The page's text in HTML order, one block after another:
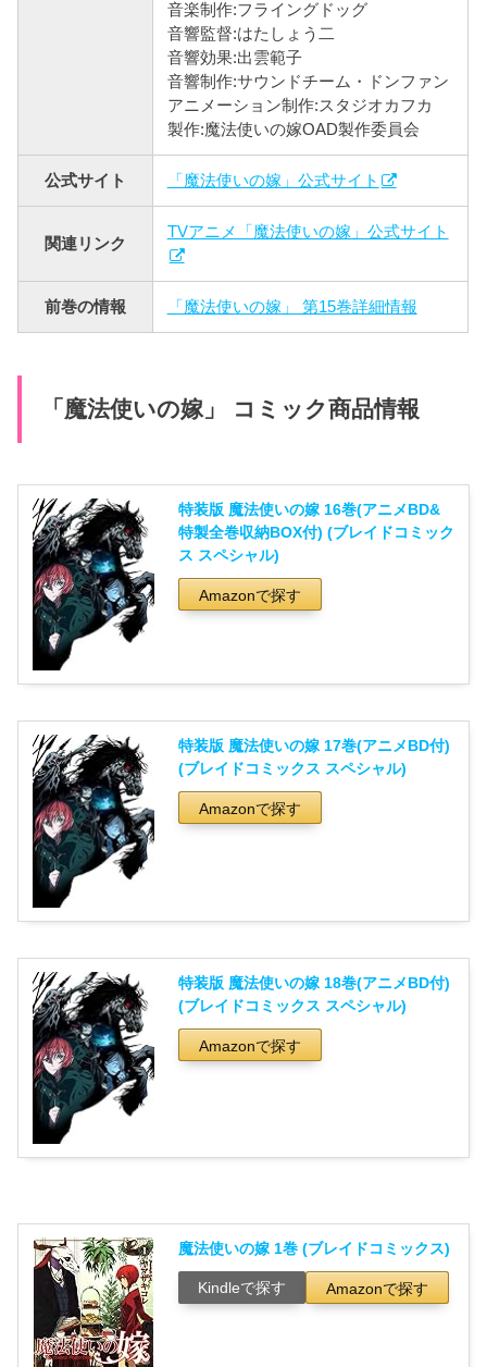
音楽制作:フライングドッグ
音響監督:はたしょう二
音響効果:出雲範子
音響制作:サウンドチーム・ドンファン
アニメーション制作:スタジオカフカ
製作:魔法使いの嫁OAD製作委員会
公式サイト 「魔法使いの嫁」公式サイト
関連リンク
TVアニメ「魔法使いの嫁」公式サイト
前巻の情報 「魔法使いの嫁」 第15巻詳細情報
「魔法使いの嫁」 コミック商品情報
特装版 魔法使いの嫁 16巻(アニメBD&
特製全巻収納BOX付) (ブレイドコミック
ス スペシャル)
Amazonで探す
特装版 魔法使いの嫁 17巻(アニメBD付)
(ブレイドコミックス スペシャル)
Amazonで探す
特装版 魔法使いの嫁 18巻(アニメBD付)
(ブレイドコミックス スペシャル)
Amazonで探す
魔法使いの嫁 1巻 (ブレイドコミックス)
Kindleで探す Amazonで探す